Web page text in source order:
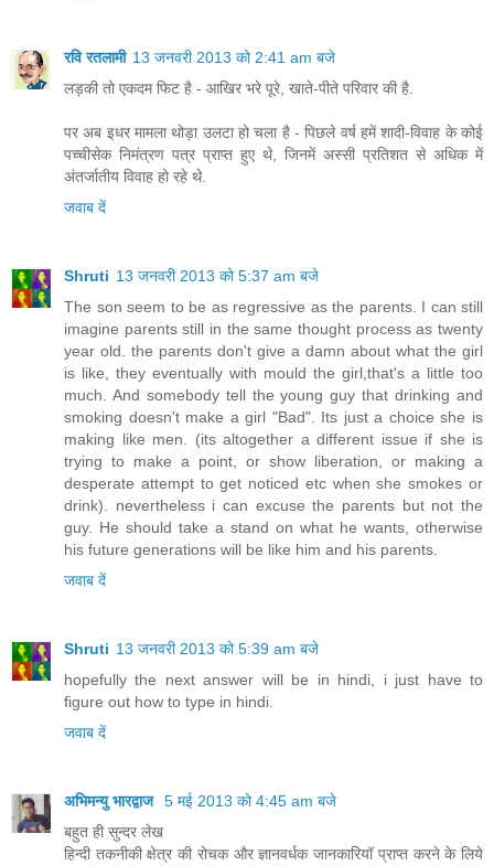
रवि रतलामी 13 जनवरी 2013 को 2:41 am बजे
लड़की तो एकदम फिट है - आखिर भरे पूरे, खाते-पीते परिवार की है.
पर अब इधर मामला थोड़ा उलटा हो चला है - पिछले वर्ष हमें शादी-विवाह के कोई
पच्चीसेक निमंत्रण पत्र प्राप्त हुए थे, जिनमें अस्सी प्रतिशत से अधिक में
अंतर्जातीय विवाह हो रहे थे.
जवाब दें
Shruti 13 जनवरी 2013 को 5:37 am बजे
The son seem to be as regressive as the parents. I can still
imagine parents still in the same thought process as twenty
year old. the parents don't give a damn about what the girl
is like, they eventually with mould the girl,that's a little too
much. And somebody tell the young guy that drinking and
smoking doesn't make a girl "Bad". Its just a choice she is
making like men. (its altogether a different issue if she is
trying to make a point, or show liberation, or making a
desperate attempt to get noticed etc when she smokes or
drink). nevertheless i can excuse the parents but not the
guy. He should take a stand on what he wants, otherwise
his future generations will be like him and his parents.
जवाब दें
Shruti 13 जनवरी 2013 को 5:39 am बजे
hopefully the next answer will be in hindi, i just have to
figure out how to type in hindi.
जवाब दें
अभिमन्‍यु भारद्वाज 5 मई 2013 को 4:45 am बजे
बहुत ही सुन्‍दर लेख
हिन्‍दी तकनीकी क्षेत्र की रोचक और ज्ञानवर्धक जानकारियॉ प्राप्‍त करने के लिये